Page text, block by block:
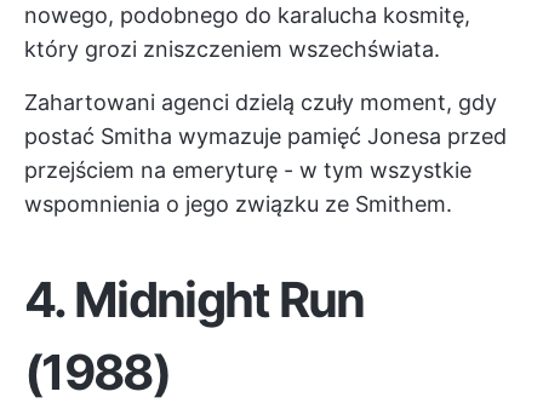
nowego, podobnego do karalucha kosmitę,
który grozi zniszczeniem wszechświata.
Zahartowani agenci dzielą czuły moment, gdy
postać Smitha wymazuje pamięć Jonesa przed
przejściem na emeryturę - w tym wszystkie
wspomnienia o jego związku ze Smithem.
4.Midnight Run
(1988)